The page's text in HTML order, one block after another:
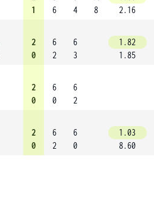
1
6
4
8
2.16
2
0
6
2
6
3
1.82
1.85
2
0
6
0
6
2
2
0
6
2
6
0
1.03
8.60